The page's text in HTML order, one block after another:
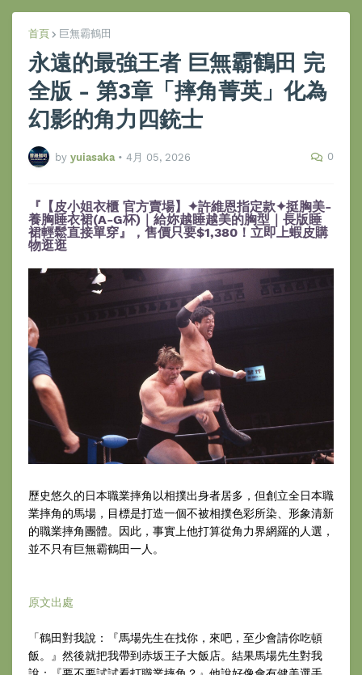
首頁 巨無霸鶴田
永遠的最強王者 巨無霸鶴田 完
全版 - 第3章「摔角菁英」化為
幻影的角力四銃士
by yuiasaka • 4月 05, 2026 0
『【皮小姐衣櫃 官方賣場】✦許維恩指定款✦挺胸美-
養胸睡衣裙(A-G杯)｜給妳越睡越美的胸型｜長版睡
裙輕鬆直接單穿』，售價只要$1,380！立即上蝦皮購
物逛逛
歷史悠久的日本職業摔角以相撲出身者居多，但創立全日本職
業摔角的馬場，目標是打造一個不被相撲色彩所染、形象清新
的職業摔角團體。因此，事實上他打算從角力界網羅的人選，
並不只有巨無霸鶴田一人。
原文出處
「鶴田對我說：『馬場先生在找你，來吧，至少會請你吃頓
飯。』然後就把我帶到赤坂王子大飯店。結果馬場先生對我